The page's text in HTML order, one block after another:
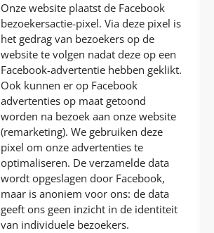
Onze website plaatst de Facebook
bezoekersactie-pixel. Via deze pixel is
het gedrag van bezoekers op de
website te volgen nadat deze op een
Facebook-advertentie hebben geklikt.
Ook kunnen er op Facebook
advertenties op maat getoond
worden na bezoek aan onze website
(remarketing). We gebruiken deze
pixel om onze advertenties te
optimaliseren. De verzamelde data
wordt opgeslagen door Facebook,
maar is anoniem voor ons: de data
geeft ons geen inzicht in de identiteit
van individuele bezoekers.